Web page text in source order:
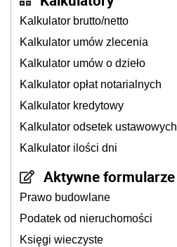
Kalkulator brutto/netto
Kalkulator umów zlecenia
Kalkulator umów o dzieło
Kalkulator opłat notarialnych
Kalkulator kredytowy
Kalkulator odsetek ustawowych
Kalkulator ilości dni
Aktywne formularze
Prawo budowlane
Podatek od nieruchomości
Księgi wieczyste